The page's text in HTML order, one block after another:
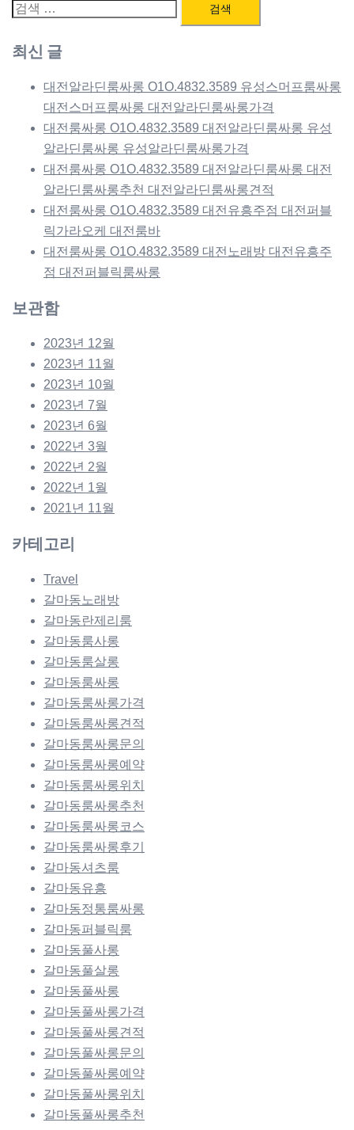
검
최신 글
대전알라딘룸싸롱 O1O.4832.3589 유성스머프룸싸롱
대전스머프룸싸롱 대전알라딘룸싸롱가격
대전룸싸롱 O1O.4832.3589 대전알라딘룸싸롱 유성
알라딘룸싸롱 유성알라딘룸싸롱가격
대전룸싸롱 O1O.4832.3589 대전알라딘룸싸롱 대전
알라딘룸싸롱추천 대전알라딘룸싸롱견적
대전룸싸롱 O1O.4832.3589 대전유흥주점 대전퍼블
릭가라오케 대전룸바
대전룸싸롱 O1O.4832.3589 대전노래방 대전유흥주
점 대전퍼블릭룸싸롱
보관함
2023년 12월
2023년 11월
2023년 10월
2023년 7월
2023년 6월
2022년 3월
2022년 2월
2022년 1월
2021년 11월
카테고리
Travel
갈마동노래방
갈마동란제리룸
갈마동룸사롱
갈마동룸살롱
갈마동룸싸롱
갈마동룸싸롱가격
갈마동룸싸롱견적
갈마동룸싸롱문의
갈마동룸싸롱예약
갈마동룸싸롱위치
갈마동룸싸롱추천
갈마동룸싸롱코스
갈마동룸싸롱후기
갈마동셔츠룸
갈마동유흥
갈마동정통룸싸롱
갈마동퍼블릭룸
갈마동풀사롱
갈마동풀살롱
갈마동풀싸롱
갈마동풀싸롱가격
갈마동풀싸롱견적
갈마동풀싸롱문의
갈마동풀싸롱예약
갈마동풀싸롱위치
갈마동풀싸롱추천